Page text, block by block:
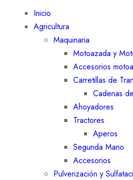
Inicio
Agricultura
Maquinaria
Motoazada y
Accesorios
Carretillas de
Cadenas
Ahoyadores
Tractores
Aperos
Segunda Mano
Accesorios
Pulverización y